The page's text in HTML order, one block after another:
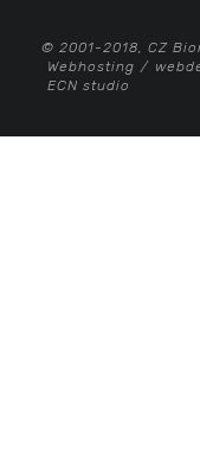
© 2001-2018, CZ
Webhosting /
ECN studio